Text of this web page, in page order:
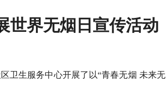
世界无烟日宣传活动
卫生服务中心开展了以“青春无烟 未来无